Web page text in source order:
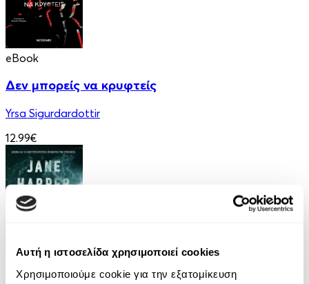
Αυτή η ιστοσελίδα χρησιμοποιεί cookies
Χρησιμοποιούμε cookie για την εξατομίκευση
eBook
Δεν μπορείς να κρυφτείς
Yrsa Sigurdardottir
12.99€